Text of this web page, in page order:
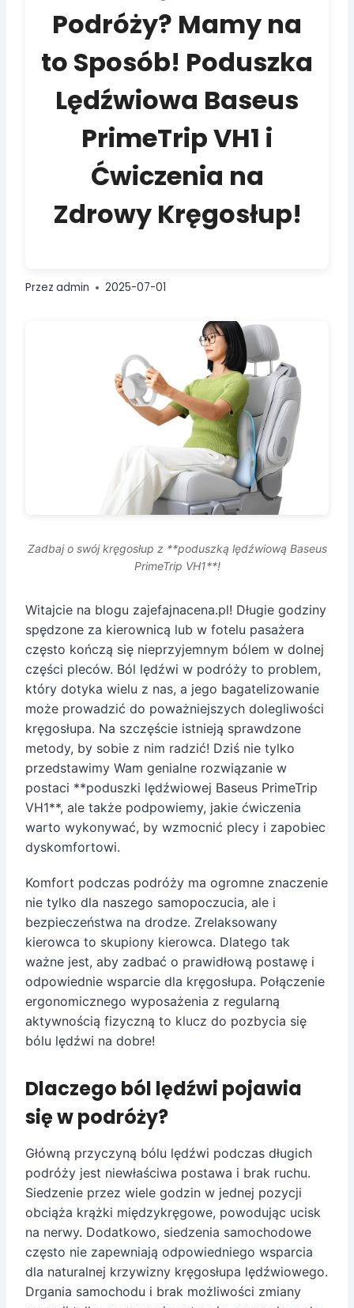
Podróży? Mamy na
to Sposób! Poduszka
Lędźwiowa Baseus
PrimeTrip VH1 i
Ćwiczenia na
Zdrowy Kręgosłup!
Przez admin 2025-07-01
Zadbaj o swój kręgosłup z **poduszką lędźwiową Baseus
PrimeTrip VH1**!
Witajcie na blogu zajefajnacena.pl! Długie godziny
spędzone za kierownicą lub w fotelu pasażera
często kończą się nieprzyjemnym bólem w dolnej
części pleców. Ból lędźwi w podróży to problem,
który dotyka wielu z nas, a jego bagatelizowanie
może prowadzić do poważniejszych dolegliwości
kręgosłupa. Na szczęście istnieją sprawdzone
metody, by sobie z nim radzić! Dziś nie tylko
przedstawimy Wam genialne rozwiązanie w
postaci **poduszki lędźwiowej Baseus PrimeTrip
VH1**, ale także podpowiemy, jakie ćwiczenia
warto wykonywać, by wzmocnić plecy i zapobiec
dyskomfortowi.
Komfort podczas podróży ma ogromne znaczenie
nie tylko dla naszego samopoczucia, ale i
bezpieczeństwa na drodze. Zrelaksowany
kierowca to skupiony kierowca. Dlatego tak
ważne jest, aby zadbać o prawidłową postawę i
odpowiednie wsparcie dla kręgosłupa. Połączenie
ergonomicznego wyposażenia z regularną
aktywnością fizyczną to klucz do pozbycia się
bólu lędźwi na dobre!
Dlaczego ból lędźwi pojawia
się w podróży?
Główną przyczyną bólu lędźwi podczas długich
podróży jest niewłaściwa postawa i brak ruchu.
Siedzenie przez wiele godzin w jednej pozycji
obciąża krążki międzykręgowe, powodując ucisk
na nerwy. Dodatkowo, siedzenia samochodowe
często nie zapewniają odpowiedniego wsparcia
dla naturalnej krzywizny kręgosłupa lędźwiowego.
Drgania samochodu i brak możliwości zmiany